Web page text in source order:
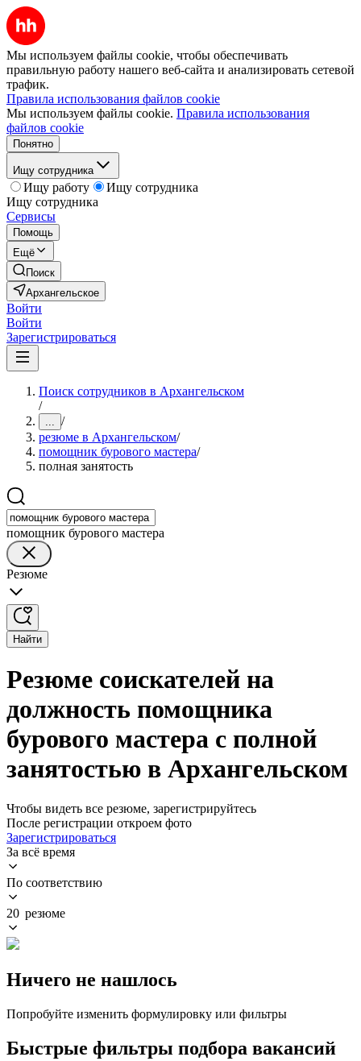
Мы используем файлы cookie, чтобы обеспечивать
правильную работу нашего веб-сайта и анализировать сетевой
трафик.
Правила использования файлов cookie
Мы используем файлы cookie. Правила использования
файлов cookie
Понятно
Ищу сотрудника
Ищу работу
Ищу сотрудника
Ищу сотрудника
Сервисы
Помощь
Ещё
Поиск
Архангельское
Войти
Войти
Зарегистрироваться
Поиск сотрудников в Архангельском
/
... /
резюме в Архангельском/
помощник бурового мастера/
полная занятость
помощник бурового мастера
Резюме
Найти
Резюме соискателей на
должность помощника
бурового мастера с полной
занятостью в Архангельском
Чтобы видеть все резюме, зарегистрируйтесь
После регистрации откроем фото
Зарегистрироваться
За всё время
По соответствию
20 резюме
Ничего не нашлось
Попробуйте изменить формулировку или фильтры
Быстрые фильтры подбора вакансий